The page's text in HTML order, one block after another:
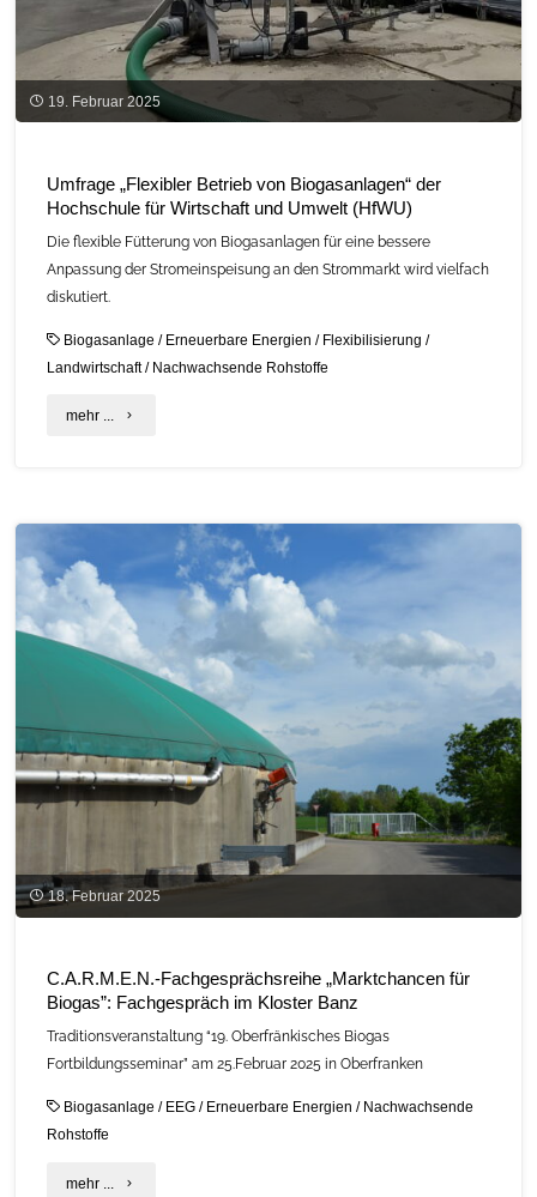
19. Februar 2025
Umfrage „Flexibler Betrieb von Biogasanlagen“ der
Hochschule für Wirtschaft und Umwelt (HfWU)
Die flexible Fütterung von Biogasanlagen für eine bessere
Anpassung der Stromeinspeisung an den Strommarkt wird vielfach
diskutiert.
Biogasanlage / Erneuerbare Energien / Flexibilisierung /
Landwirtschaft/ Nachwachsende Rohstoffe
mehr ... "Umfrage
Biogasanlagen“
der
Hochschule
(HfWU)"
18. Februar 2025
C.A.R.M.E.N.-Fachgesprächsreihe „Marktchancen für
Biogas”: Fachgespräch im Kloster Banz
Traditionsveranstaltung “19. Oberfränkisches Biogas
Fortbildungsseminar” am 25.Februar 2025 in Oberfranken
Biogasanlage / EEG / Erneuerbare Energien / Nachwachsende
Rohstoffe
mehr ... "C.A.R.M.E.N.-